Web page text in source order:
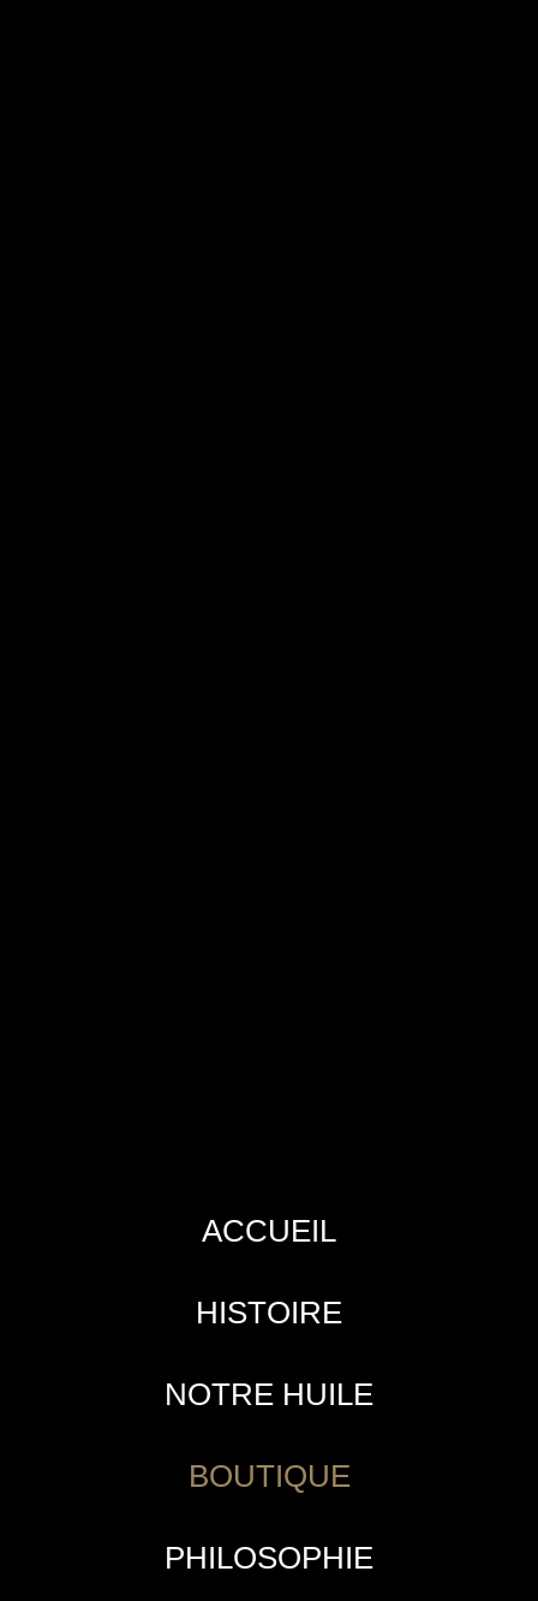
ACCUEIL
HISTOIRE
NOTRE HUILE
BOUTIQUE
PHILOSOPHIE